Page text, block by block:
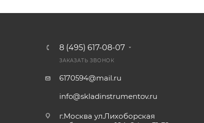
8 (495) 617-08-07
ЗАКАЗАТЬ ЗВОНОК
6170594@mail.ru
info@skladinstrumentov.ru
г.Москва ул.Лихоборская